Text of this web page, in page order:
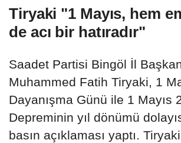
Tiryaki "1 Mayıs, hem
de acı bir hatıradır"
Saadet Partisi Bingöl İl
Muhammed Fatih Tiryaki, 1
Dayanışma Günü ile 1 Mayıs
Depreminin yıl dönümü
basın açıklaması yaptı.